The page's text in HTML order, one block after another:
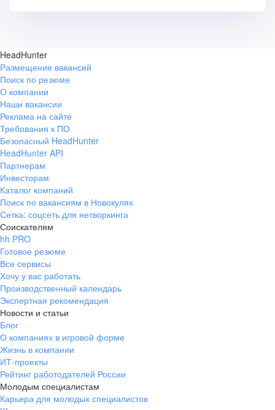
HeadHunter
Размещение вакансий
Поиск по резюме
О компании
Наши вакансии
Реклама на сайте
Требования к ПО
Безопасный HeadHunter
HeadHunter API
Партнерам
Инвесторам
Каталог компаний
Поиск по вакансиям в Новокулях
Сетка: соцсеть для нетворкинга
Соискателям
hh PRO
Готовое резюме
Все сервисы
Хочу у вас работать
Производственный календарь
Экспертная рекомендация
Новости и статьи
Блог
О компаниях в игровой форме
Жизнь в компании
ИТ-проекты
Рейтинг работодателей России
Молодым специалистам
Карьера для молодых специалистов